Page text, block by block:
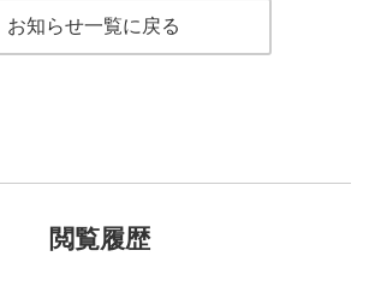
お知らせ一覧に戻る
閲覧履歴